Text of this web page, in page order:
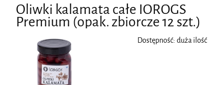
Oliwki kalamata całe IOROGS
Premium (opak. zbiorcze 12 szt.)
Dostępność: duża ilość